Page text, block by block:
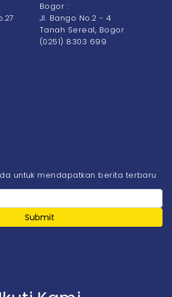
Bogor :
Jl. Bango No.2 - 4
Tanah Sereal, Bogor
(0251) 8303 699
untuk mendapatkan berita terbaru
Submit